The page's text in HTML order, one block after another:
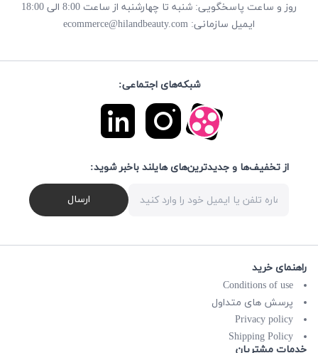
روز و ساعت پاسخگویی: شنبه تا چهارشنبه از ساعت 8:00 الی 18:00
ایمیل سازمانی: ecommerce@hilandbeauty.com
شبکه‌های اجتماعی:
از تخفیف‌ها و جدیدترین‌های هایلند باخبر شوید:
ارسال
راهنمای خرید
Conditions of use
پرسش های متداول
Privacy policy
Shipping Policy
خدمات مشتریان